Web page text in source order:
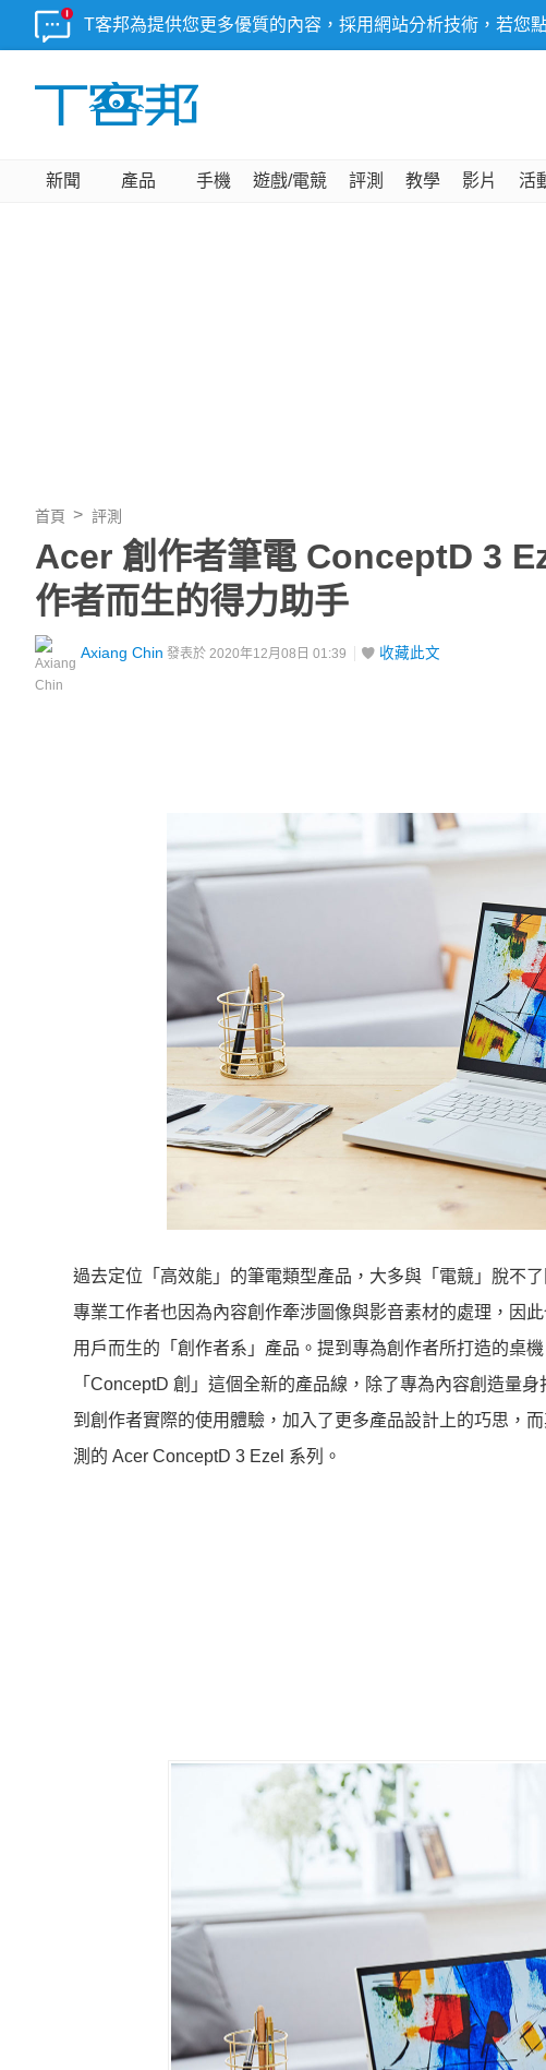
T客邦為提供您更多優質的內容，採用網站分析技術，若您
新聞 產品 手機 遊戲/電競 評測 教學 影片 活
首頁 評測
Acer 創作者筆電 ConceptD 3
作者而生的得力助手
Axiang Chin 發表於 2020年12月08日 01:39 收藏此文
過去定位「高效能」的筆電類型產品，大多與「電競」脫不
專業工作者也因為內容創作牽涉圖像與影音素材的處理，因
用戶而生的「創作者系」產品。提到專為創作者所打造的桌
「ConceptD 創」這個全新的產品線，除了專為內容創造量
到創作者實際的使用體驗，加入了更多產品設計上的巧思，
測的 Acer ConceptD 3 Ezel 系列。